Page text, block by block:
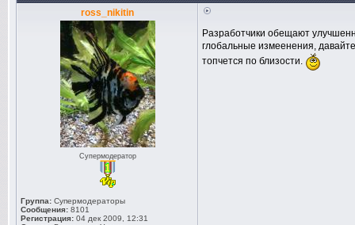
ross_nikitin
Супермодератор
Группа: Супермодераторы
Сообщения: 8101
Регистрация: 04 дек 2009, 12:31
Разработчики обещают
глобальные измеенения,
топчется по близости.